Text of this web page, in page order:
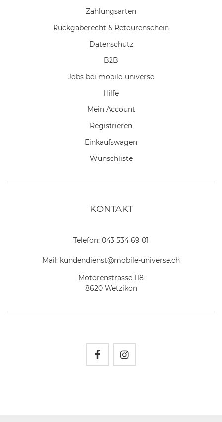
Zahlungsarten
Rückgaberecht & Retourenschein
Datenschutz
B2B
Jobs bei mobile-universe
Hilfe
Mein Account
Registrieren
Einkaufswagen
Wunschliste
KONTAKT
Telefon: 043 534 69 01
Mail: kundendienst@mobile-universe.ch
Motorenstrasse 118
8620 Wetzikon